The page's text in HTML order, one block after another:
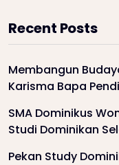
Recent Posts
Membangun
Karisma Bapa
SMA Dominikus
Studi Dominikan
Pekan Study